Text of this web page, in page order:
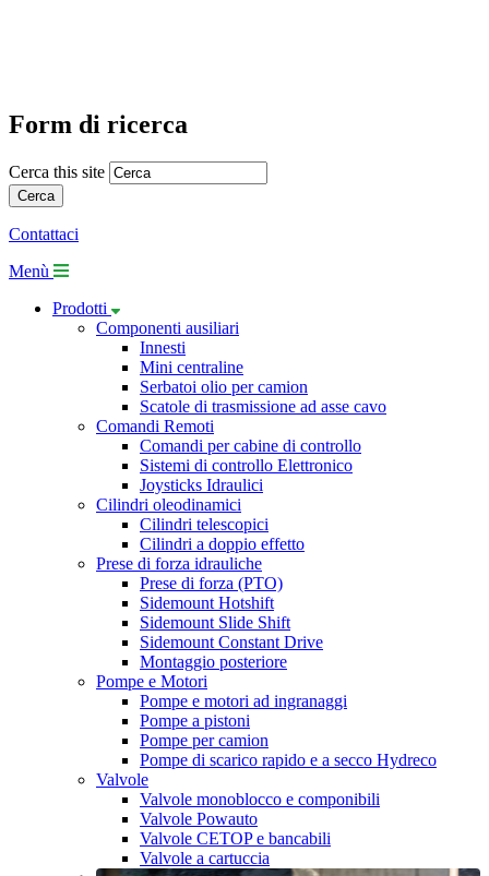
Form di ricerca
Cerca this site
Contattaci
Menù
Prodotti
Componenti ausiliari
Innesti
Mini centraline
Serbatoi olio per camion
Scatole di trasmissione ad asse cavo
Comandi Remoti
Comandi per cabine di controllo
Sistemi di controllo Elettronico
Joysticks Idraulici
Cilindri oleodinamici
Cilindri telescopici
Cilindri a doppio effetto
Prese di forza idrauliche
Prese di forza (PTO)
Sidemount Hotshift
Sidemount Slide Shift
Sidemount Constant Drive
Montaggio posteriore
Pompe e Motori
Pompe e motori ad ingranaggi
Pompe a pistoni
Pompe per camion
Pompe di scarico rapido e a secco Hydreco
Valvole
Valvole monoblocco e componibili
Valvole Powauto
Valvole CETOP e bancabili
Valvole a cartuccia